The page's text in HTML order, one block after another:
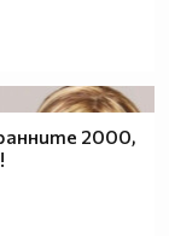
2000,